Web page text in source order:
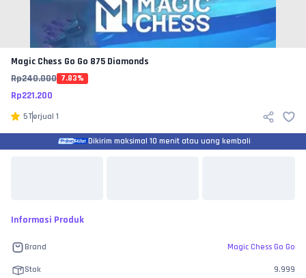
Magic Chess Go Go 875 Diamonds
Rp240.000 7.83%
Rp221.200
5Terjual 1
Dikirim maksimal 10 menit atau uang kembali
Informasi Produk
Brand Magic Chess Go Go
Stok 9.999